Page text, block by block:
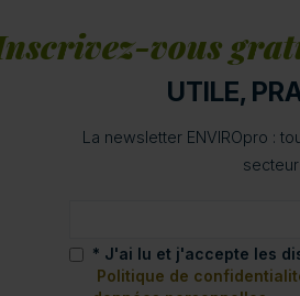
vous
UTILE,
La newsletter ENVIROpro :
* J'ai lu et j'accepte les
Politique de